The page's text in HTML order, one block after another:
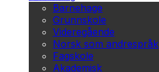
Barnehage
Grunnskole
Videregående
Norsk som andrespråk
Fagskole
Akademisk